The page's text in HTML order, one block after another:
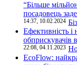
“Більше
посадовець
14:37, 10.02.2024
Ефективність і
обприскувачів
22:08, 04.11.2023
EcoFlow: